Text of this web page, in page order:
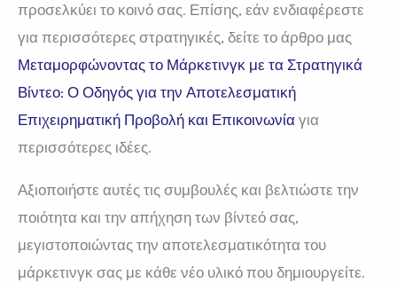
προσελκύει το κοινό σας. Επίσης, εάν ενδιαφέρεστε
για περισσότερες στρατηγικές, δείτε το άρθρο μας
Μεταμορφώνοντας το Μάρκετινγκ με τα Στρατηγικά
Βίντεο: Ο Οδηγός για την Αποτελεσματική
Επιχειρηματική Προβολή και Επικοινωνία για
περισσότερες ιδέες.
Αξιοποιήστε αυτές τις συμβουλές και βελτιώστε την
ποιότητα και την απήχηση των βίντεό σας,
μεγιστοποιώντας την αποτελεσματικότητα του
μάρκετινγκ σας με κάθε νέο υλικό που δημιουργείτε.